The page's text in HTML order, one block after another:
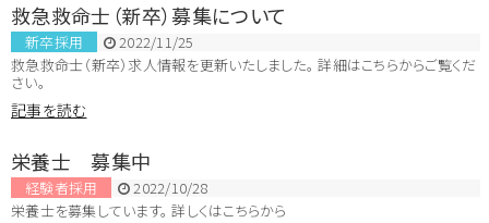
救急救命士（新卒）募集について
新卒採用
2022/11/25
救急救命士（新卒）求人情報を更新いたしました。 詳細はこちらからご覧くだ
さい。
記事を読む
栄養士 募集中
経験者採用
2022/10/28
栄養士を募集しています。 詳しくはこちらから